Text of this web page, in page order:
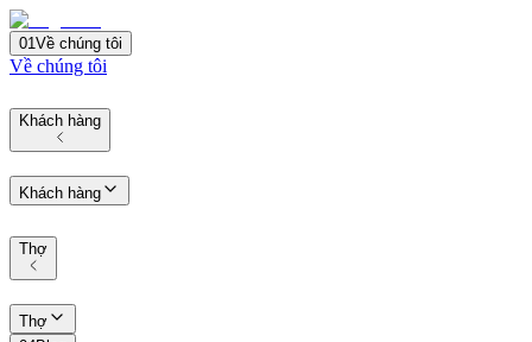
01Về chúng tôi
Về chúng tôi
Khách hàng
Khách hàng
Thợ
Thợ